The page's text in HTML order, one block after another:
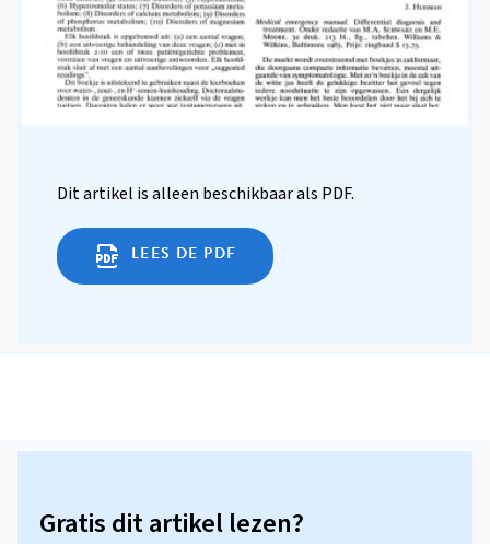
Dit artikel is alleen beschikbaar als PDF.
LEES DE PDF
Gratis dit artikel lezen?